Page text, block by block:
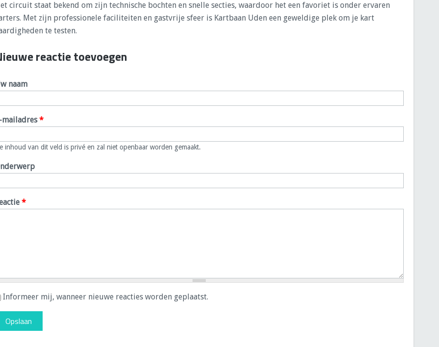
circuit staat bekend om zijn technische bochten en snelle secties, waardoor het een favoriet is onder ervaren
Met zijn professionele faciliteiten en gastvrije sfeer is Kartbaan Uden een geweldige plek om je kart
te testen.
reactie toevoegen
naam
mailadres*
inhoud van dit veld is privé en zal niet openbaar worden gemaakt.
*
Informeer mij, wanneer nieuwe reacties worden geplaatst.